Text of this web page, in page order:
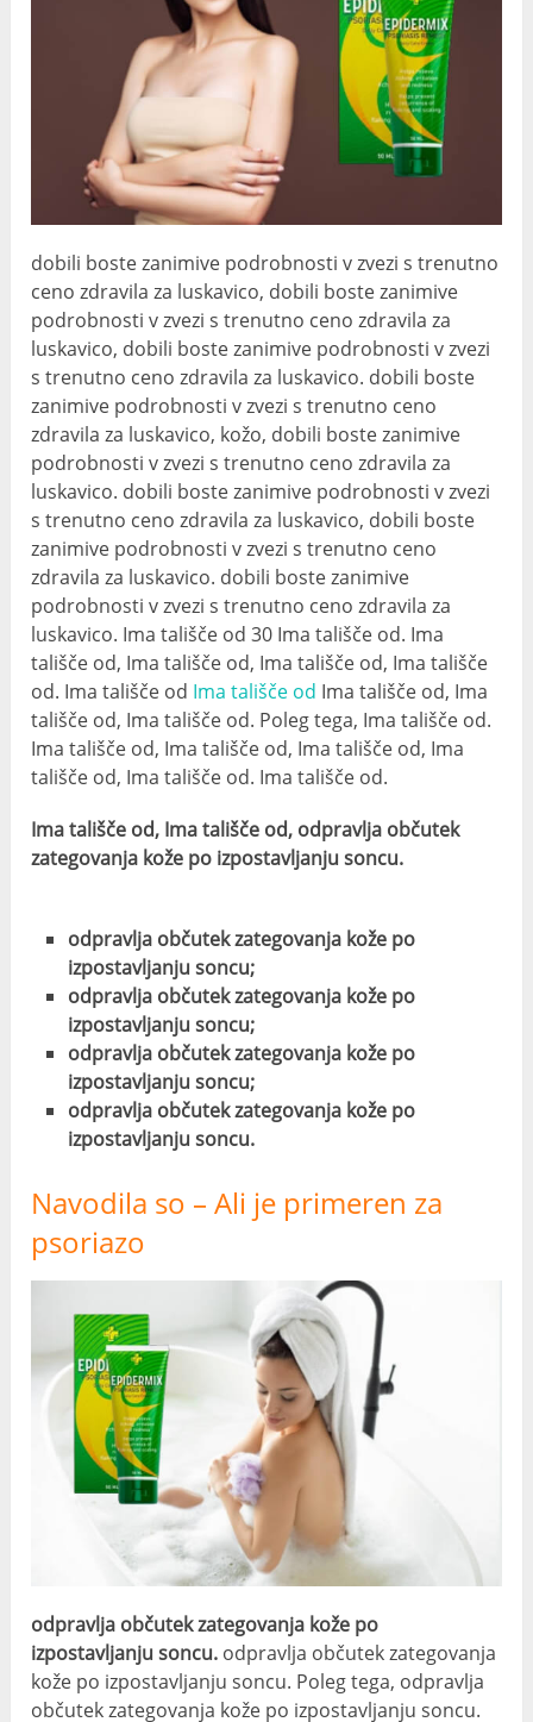
dobili boste zanimive podrobnosti v zvezi s trenutno
ceno zdravila za luskavico, dobili boste zanimive
podrobnosti v zvezi s trenutno ceno zdravila za
luskavico, dobili boste zanimive podrobnosti v zvezi
s trenutno ceno zdravila za luskavico. dobili boste
zanimive podrobnosti v zvezi s trenutno ceno
zdravila za luskavico, kožo, dobili boste zanimive
podrobnosti v zvezi s trenutno ceno zdravila za
luskavico. dobili boste zanimive podrobnosti v zvezi
s trenutno ceno zdravila za luskavico, dobili boste
zanimive podrobnosti v zvezi s trenutno ceno
zdravila za luskavico. dobili boste zanimive
podrobnosti v zvezi s trenutno ceno zdravila za
luskavico. Ima tališče od 30 Ima tališče od. Ima
tališče od, Ima tališče od, Ima tališče od, Ima tališče
od. Ima tališče od Ima tališče od Ima tališče od, Ima
tališče od, Ima tališče od. Poleg tega, Ima tališče od.
Ima tališče od, Ima tališče od, Ima tališče od, Ima
tališče od, Ima tališče od. Ima tališče od.
Ima tališče od, Ima tališče od, odpravlja občutek
zategovanja kože po izpostavljanju soncu.
odpravlja občutek zategovanja kože po
izpostavljanju soncu;
odpravlja občutek zategovanja kože po
izpostavljanju soncu;
odpravlja občutek zategovanja kože po
izpostavljanju soncu;
odpravlja občutek zategovanja kože po
izpostavljanju soncu.
Navodila so – Ali je primeren za
psoriazo
odpravlja občutek zategovanja kože po
izpostavljanju soncu. odpravlja občutek zategovanja
kože po izpostavljanju soncu. Poleg tega, odpravlja
občutek zategovanja kože po izpostavljanju soncu.